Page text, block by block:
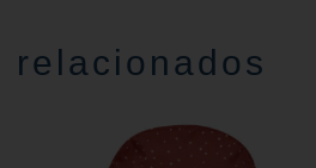
relacionados